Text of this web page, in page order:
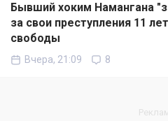
Бывший хоким Намангана
за свои преступления 11
свободы
Вчера, 21:09 8